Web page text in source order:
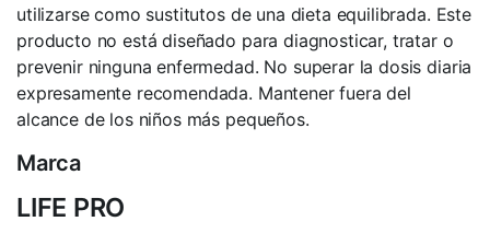
utilizarse como sustitutos de una dieta equilibrada. Este
producto no está diseñado para diagnosticar, tratar o
prevenir ninguna enfermedad. No superar la dosis diaria
expresamente recomendada. Mantener fuera del
alcance de los niños más pequeños.
Marca
LIFE PRO